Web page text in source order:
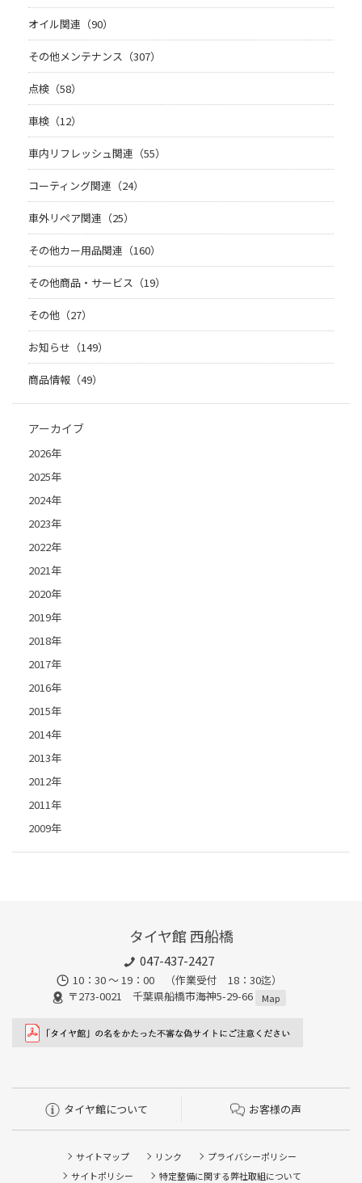
オイル関連（90）
その他メンテナンス（307）
点検（58）
車検（12）
車内リフレッシュ関連（55）
コーティング関連（24）
車外リペア関連（25）
その他カー用品関連（160）
その他商品・サービス（19）
その他（27）
お知らせ（149）
商品情報（49）
アーカイブ
2026年
2025年
2024年
2023年
2022年
2021年
2020年
2019年
2018年
2017年
2016年
2015年
2014年
2013年
2012年
2011年
2009年
タイヤ館 西船橋
047-437-2427
10：30 ～ 19：00 （作業受付 18：30迄）
〒273-0021 千葉県船橋市海神5-29-66
Map
タイヤ館について お客様の声
サイトマップ リンク
プライバシーポリシー
サイトポリシー
特定整備に関する弊社取組について